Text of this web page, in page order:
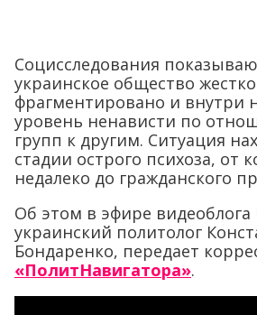
Социсследования
украинское общество жестко
фрагментировано и внутри
уровень ненависти по
групп к другим. Ситуация
стадии острого психоза, от
недалеко до гражданского
Об этом в эфире видеоблога
украинский политолог
Бондаренко, передает
«ПолитНавигатора».